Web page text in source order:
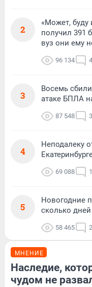
2
«Может, буду
получил 391
вуз они ему
96 134
3
Восемь
атаке БПЛА
87 548
4
Неподалеку
69 088
5
Новогодние
сколько
58 465
МНЕНИЕ
Наследие,
чудом не